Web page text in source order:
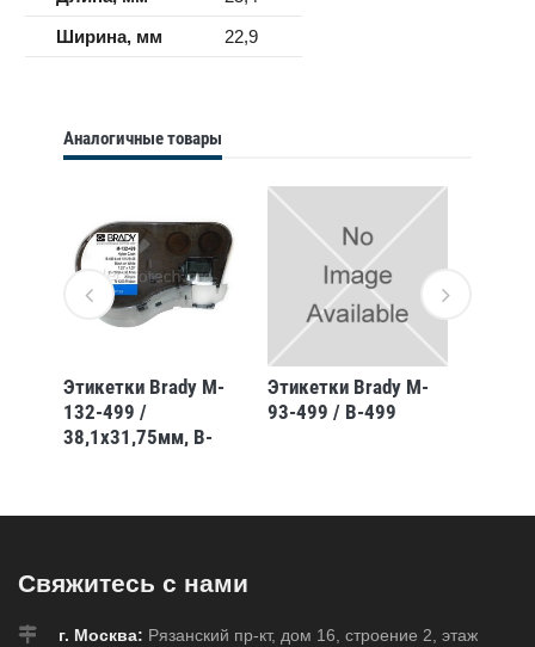
Ширина, мм
22,9
Аналогичные товары
Этикетки Brady M-
132-499 /
38,1x31,75мм, B-
Этикетки Brady M-
93-499 / B-499
Свяжитесь с нами
г. Москва: Рязанский пр-кт, дом 16, строение 2, этаж